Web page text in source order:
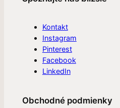
Kontakt
Instagram
Pinterest
Facebook
LinkedIn
Obchodné podmienky